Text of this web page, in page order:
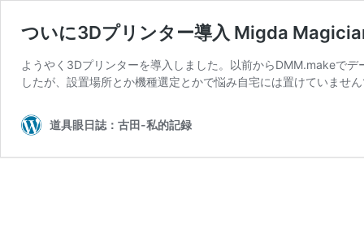
ついに3Dプリンター導入 Migda
ようやく3Dプリンターを導入しました。以前からDMM.makeで
したが、設置場所とか機種選定とかで悩み自宅には置けていませ
道具眼日誌：古田-私的記録